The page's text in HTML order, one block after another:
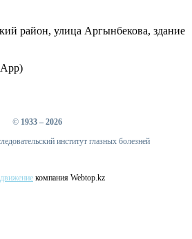
район, улица Аргынбекова, здание
© 1933 – 2026
институт глазных болезней
компания Webtop.kz